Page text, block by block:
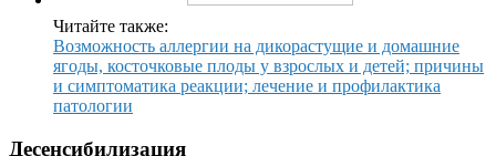
Читайте также:
Возможность аллергии на дикорастущие и домашние
ягоды, косточковые плоды у взрослых и детей; причины
и симптоматика реакции; лечение и профилактика
патологии
Десенсибилизация